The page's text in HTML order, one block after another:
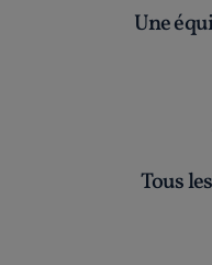
Une
Tous